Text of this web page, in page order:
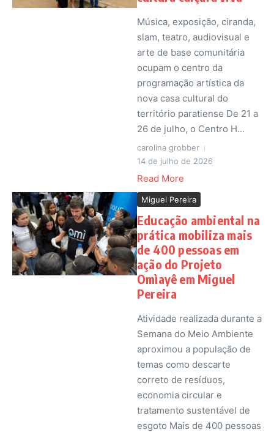
Música, exposição, ciranda,
slam, teatro, audiovisual e
arte de base comunitária
ocupam o centro da
programação artística da
nova casa cultural do
território paratiense De 21 a
26 de julho, o Centro H...
carolina grobber
14 de julho de 2026
Read More
Miguel Pereira
Educação ambiental na
prática mobiliza mais
de 400 pessoas em
ação do Projeto
Omìayê em Miguel
Pereira
Atividade realizada durante a
Semana do Meio Ambiente
aproximou a população de
temas como descarte
correto de resíduos,
economia circular e
tratamento sustentável de
esgoto Mais de 400 pessoas